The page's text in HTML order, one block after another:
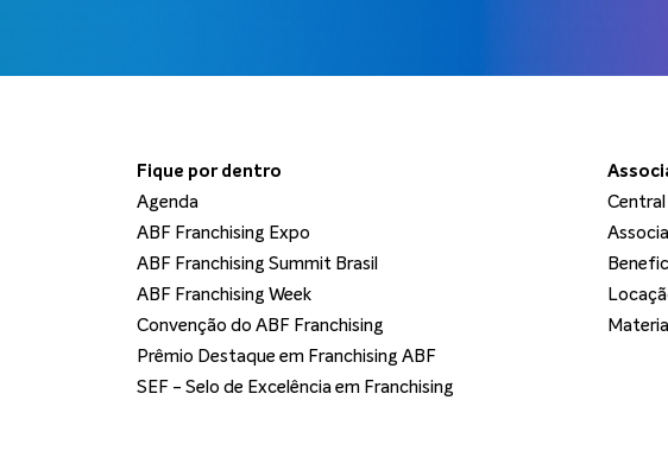
Fique por dentro
Agenda
ABF Franchising Expo
ABF Franchising Summit Brasil
ABF Franchising Week
Convenção do ABF Franchising
Prêmio Destaque em Franchising ABF
SEF - Selo de Excelência em Franchising